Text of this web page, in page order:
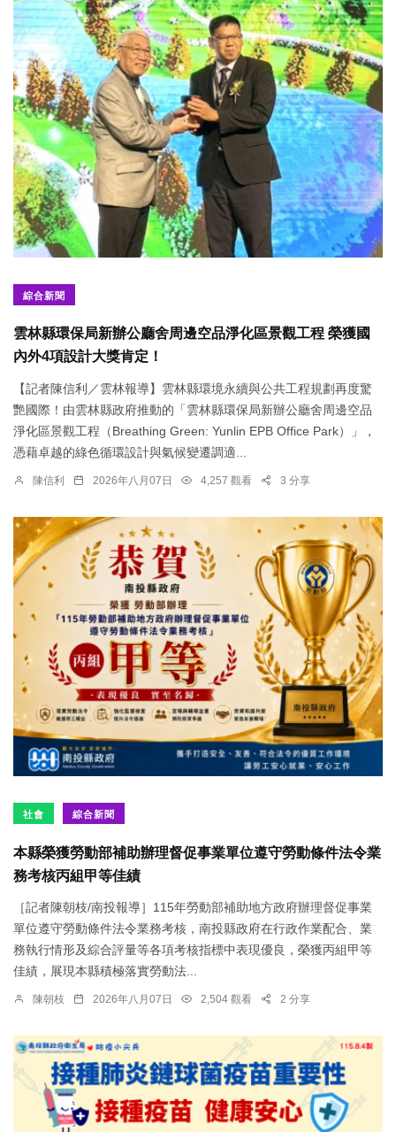
綜合新聞
雲林縣環保局新辦公廳舍周邊空品淨化區景觀工程 榮獲國
內外4項設計大獎肯定！
【記者陳信利／雲林報導】雲林縣環境永續與公共工程規劃再度驚
艷國際！由雲林縣政府推動的「雲林縣環保局新辦公廳舍周邊空品
淨化區景觀工程（Breathing Green: Yunlin EPB Office Park）」，
憑藉卓越的綠色循環設計與氣候變遷調適...
陳信利 2026年八月07日 4,257 觀看 3 分享
社會 綜合新聞
本縣榮獲勞動部補助辦理督促事業單位遵守勞動條件法令業
務考核丙組甲等佳績
［記者陳朝枝/南投報導］115年勞動部補助地方政府辦理督促事業
單位遵守勞動條件法令業務考核，南投縣政府在行政作業配合、業
務執行情形及綜合評量等各項考核指標中表現優良，榮獲丙組甲等
佳績，展現本縣積極落實勞動法...
陳朝枝 2026年八月07日 2,504 觀看 2 分享